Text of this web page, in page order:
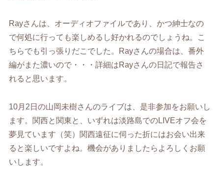
Rayさんは、オーディオファイルであり、かつ紳士なの
で何処に行っても楽しめるし好かれるのでしょうね。こ
ちらでも引っ張りだこでした。Rayさんの場合は、番外
編がまた濃いので・・・詳細はRayさんの日記で報告さ
れると思います。
10月2日の山岡未樹さんのライブは、是非参加をお願いし
ます。関西と関東と、いずれは淡路島でのLIVEオフ会を
夢見ています（笑）関西遠征に伺った折にはお会い出来
ると楽しいですよね。機会がありましたらよろしくお願
いします。